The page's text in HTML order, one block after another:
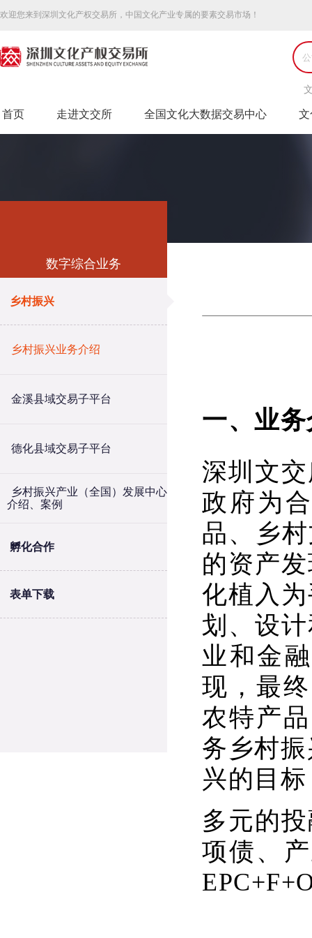
欢迎您来到深圳文化产权交易所，中国文化产业专属的要素交易市场！
首页 走进文交所 全国文化大数据交易中心 文
数字综合业务
乡村振兴
乡村振兴业务介绍
金溪县域交易子平台
德化县域交易子平台
乡村振兴产业（全国）发展中心
介绍、案例
孵化合作
表单下载
一、业
深圳文
政府为
品、乡
的资产
化植入
划、设
业和金
现，最
农特产
务乡村
兴的目
多元的
项债、